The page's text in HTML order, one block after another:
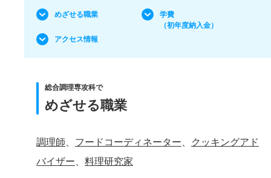
めざせる職業
学費
（初年度納入金）
アクセス情報
総合調理専攻科で
めざせる職業
調理師 フードコーディネーター
クッキングアド
バイザー
料理研究家